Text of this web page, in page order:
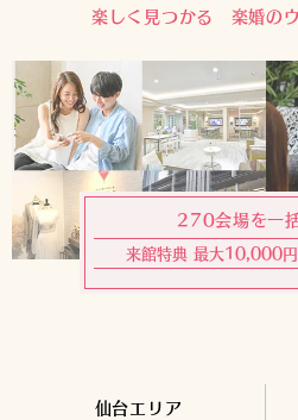
楽しく見つかる 楽婚の
270会場を一
来館特典 最大10,000
仙台エリア